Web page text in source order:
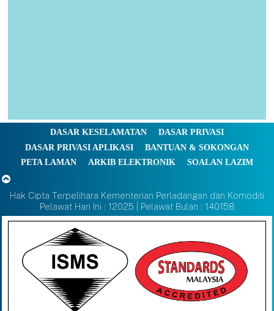
DASAR KESELAMATAN
DASAR PRIVASI
DASAR PRIVASI APLIKASI
BANTUAN & SOKONGAN
PETA LAMAN
ARKIB ELEKTRONIK SOALAN LAZIM
Hak Cipta Terpelihara Kementerian Perladangan dan Komoditi
Pelawat Hari Ini : 12025 | Pelawat Bulan : 140158